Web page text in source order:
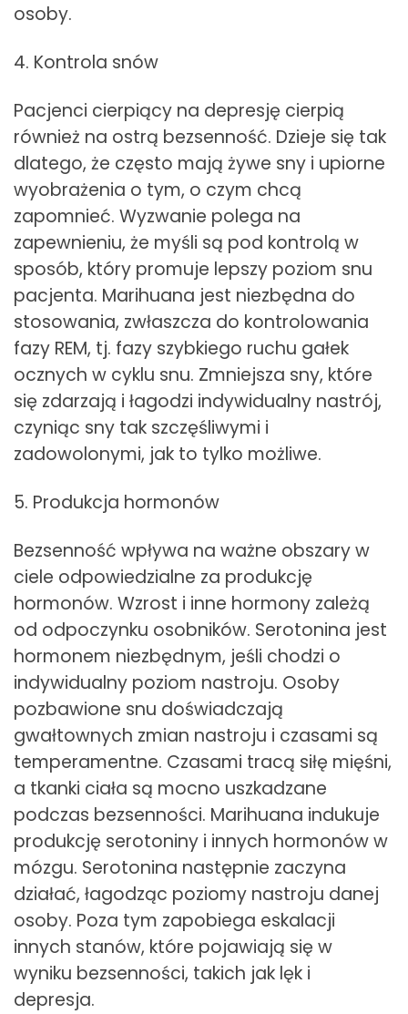
osoby.
4. Kontrola snów
Pacjenci cierpiący na depresję cierpią
również na ostrą bezsenność. Dzieje się tak
dlatego, że często mają żywe sny i upiorne
wyobrażenia o tym, o czym chcą
zapomnieć. Wyzwanie polega na
zapewnieniu, że myśli są pod kontrolą w
sposób, który promuje lepszy poziom snu
pacjenta. Marihuana jest niezbędna do
stosowania, zwłaszcza do kontrolowania
fazy REM, tj. fazy szybkiego ruchu gałek
ocznych w cyklu snu. Zmniejsza sny, które
się zdarzają i łagodzi indywidualny nastrój,
czyniąc sny tak szczęśliwymi i
zadowolonymi, jak to tylko możliwe.
5. Produkcja hormonów
Bezsenność wpływa na ważne obszary w
ciele odpowiedzialne za produkcję
hormonów. Wzrost i inne hormony zależą
od odpoczynku osobników. Serotonina jest
hormonem niezbędnym, jeśli chodzi o
indywidualny poziom nastroju. Osoby
pozbawione snu doświadczają
gwałtownych zmian nastroju i czasami są
temperamentne. Czasami tracą siłę mięśni,
a tkanki ciała są mocno uszkadzane
podczas bezsenności. Marihuana indukuje
produkcję serotoniny i innych hormonów w
mózgu. Serotonina następnie zaczyna
działać, łagodząc poziomy nastroju danej
osoby. Poza tym zapobiega eskalacji
innych stanów, które pojawiają się w
wyniku bezsenności, takich jak lęk i
depresja.